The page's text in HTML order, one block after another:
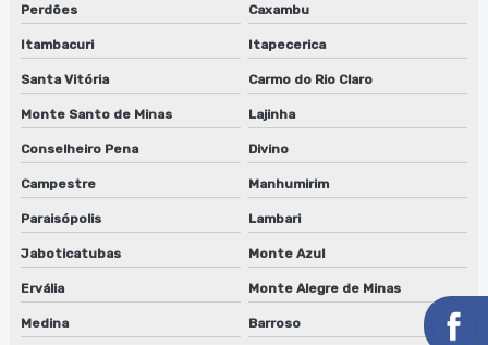
Serviço de conserto lavadora de clichês em sp
Serviço de conserto de máquinas de limpeza de equipamentos
Serviço de manutenção de lavadora de anilox em jundiaí
Serviço de manutenção de lavadora de anilox em sp
Serviço de manutenção de lavadora de clichês
Serviço de manutenção de lavadora de clichês em jundiaí
Serviço de manutenção de lavadora de clichês em sp
Perdões Caxambu
Itambacuri Itapecerica
Santa Vitória Carmo do Rio Claro
Monte Santo de Minas Lajinha
Conselheiro Pena Divino
Campestre Manhumirim
Paraisópolis Lambari
Jaboticatubas Monte Azul
Ervália Monte Alegre de Minas
Medina Barroso